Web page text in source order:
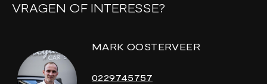
VRAGEN OF INTERESSE?
MARK OOSTERVEER
0229745757